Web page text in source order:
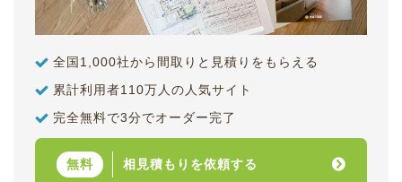
全国1,000社から間取りと見積りをもらえる
累計利用者110万人の人気サイト
完全無料で3分でオーダー完了
無料 相見積もりを依頼する